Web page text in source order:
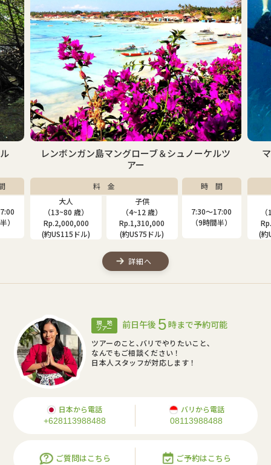
）
レンボンガン島マングローブ＆シュノーケルツ
アー
料 金
大人
（13~80 歳）
Rp.2,000,000
(約US115ドル)
子供
（4~12 歳）
Rp.1,310,000
(約US75ドル)
時 間
7:30〜17:00
（9時間半）
詳細へ
(約
現 地
ツアー 前日午後 5時まで予約可能
ツアーのこと､バリでやりたいこと､
なんでもご相談ください！
日本人スタッフが対応します！
日本から電話
+628113988488
バリから電話
08113988488
ご質問はこちら ご予約はこちら